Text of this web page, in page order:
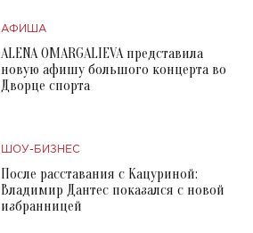
АФИША
ALENA OMARGALIEVA представила
новую афишу большого концерта во
Дворце спорта
ШОУ-БИЗНЕС
После расставания с Кацуриной:
Владимир Дантес показался с новой
избранницей